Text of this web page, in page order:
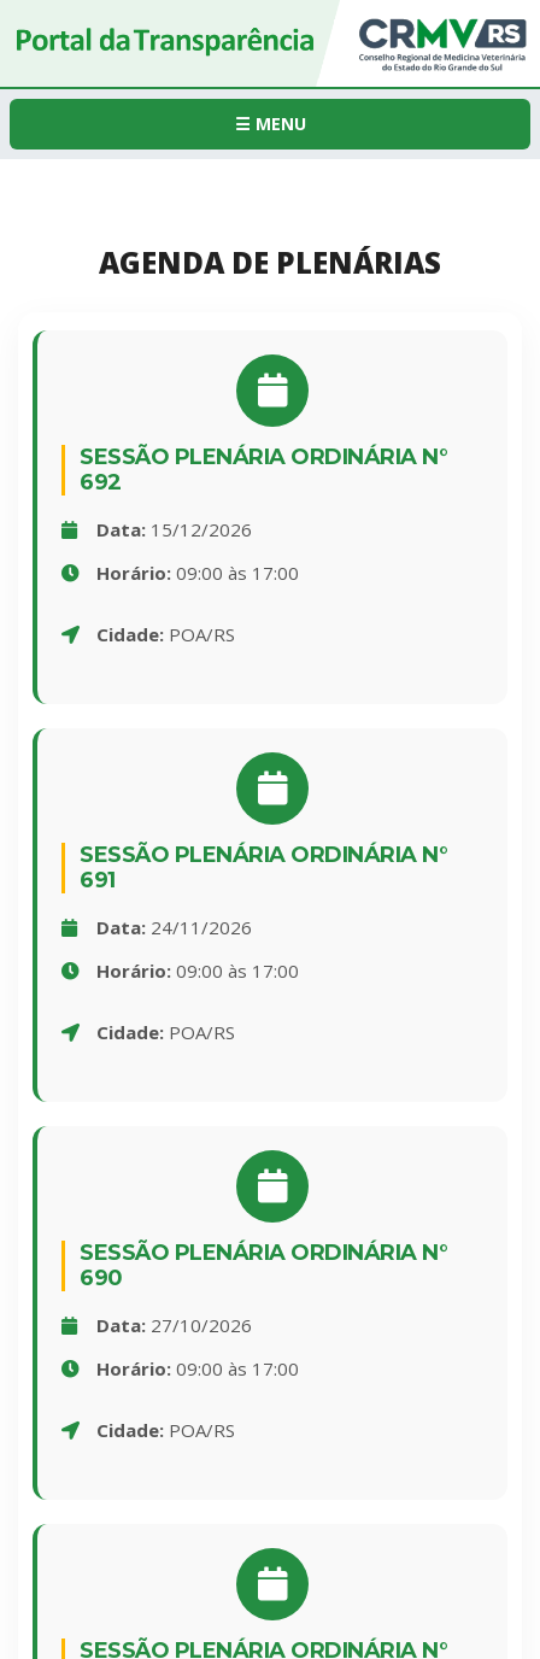
☰ MENU
AGENDA DE PLENÁRIAS
SESSÃO PLENÁRIA ORDINÁRIA N°
692
Data: 15/12/2026
Horário: 09:00 às 17:00
Cidade: POA/RS
SESSÃO PLENÁRIA ORDINÁRIA N°
691
Data: 24/11/2026
Horário: 09:00 às 17:00
Cidade: POA/RS
SESSÃO PLENÁRIA ORDINÁRIA N°
690
Data: 27/10/2026
Horário: 09:00 às 17:00
Cidade: POA/RS
SESSÃO PLENÁRIA ORDINÁRIA N°